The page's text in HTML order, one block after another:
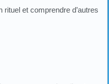
rituel et comprendre d’autres